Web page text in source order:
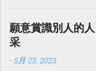
願意賞識別人的
采
- 5月 23, 2023